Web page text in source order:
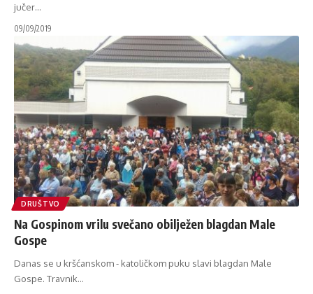
jučer…
09/09/2019
DRUŠTVO
Na Gospinom vrilu svečano obilježen blagdan Male
Gospe
Danas se u kršćanskom - katoličkom puku slavi blagdan Male
Gospe. Travnik…